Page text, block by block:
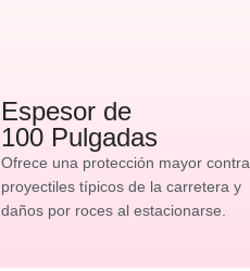
Espesor de
100 Pulgadas
Ofrece una protección mayor contra
proyectiles típicos de la carretera y
daños por roces al estacionarse.